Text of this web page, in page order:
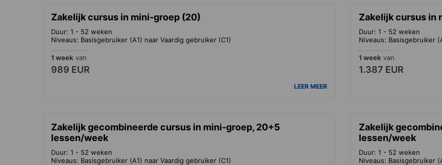
Zakelijk cursus in mini-groep (20)
Duur: 1 - 52 weken
Niveaus: Basisgebruiker (A1) naar Vaardig gebruiker (C1)
1 week van
989 EUR
LEER MEER
Zakelijk cursus in
Duur: 1 - 52 weken
Niveaus: Basisgebruiker
1 week van
1.387 EUR
Zakelijk gecombineerde cursus in mini-groep, 20+5
lessen/week
Duur: 1 - 52 weken
Niveaus: Basisgebruiker (A1) naar Vaardig gebruiker (C1)
Zakelijk
lessen/week
Duur: 1 - 52 weken
Niveaus: Basisgebruiker